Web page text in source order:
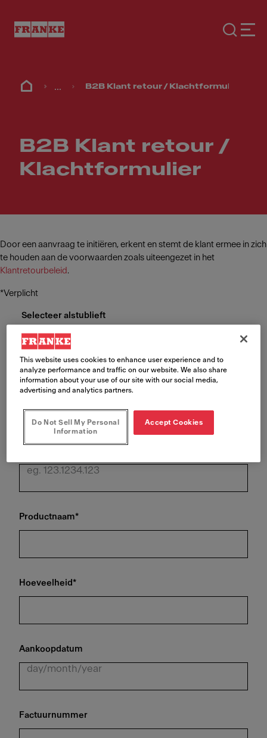
... B2B Klant retour / Klachtformulier
B2B Klant retour /
Klachtformulier
Door een aanvraag te initiëren, erkent en stemt de klant ermee in zich
te houden aan de voorwaarden zoals uiteengezet in het
Klantretourbeleid .
*Verplicht
Selecteer alstublieft
Franke bestelnummer of klant bestelreferentie*
Productnaam*
Hoeveelheid*
Aankoopdatum
Factuurnummer
This website uses cookies to enhance user experience and to
analyze performance and traffic on our website. We also share
information about your use of our site with our social media,
advertising and analytics partners.
Do Not Sell My Personal
Information
Accept Cookies